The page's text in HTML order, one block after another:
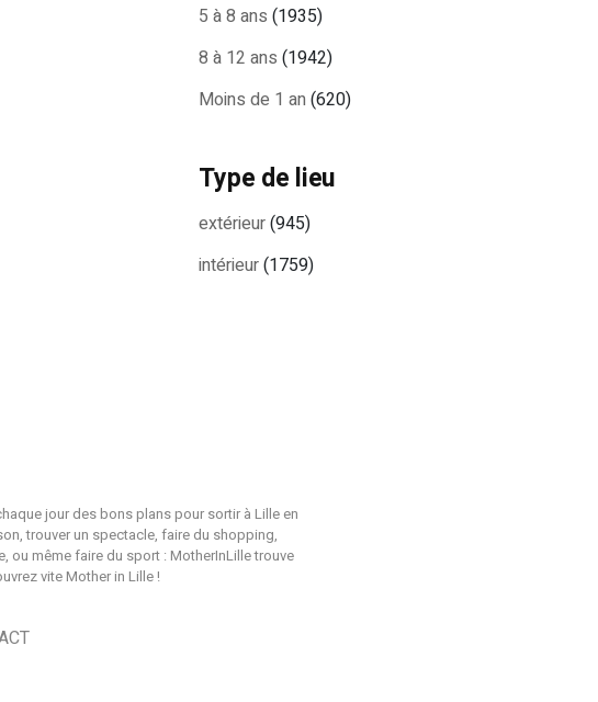
5 à 8 ans (1935)
8 à 12 ans (1942)
Moins de 1 an (620)
Type de lieu
extérieur(945)
intérieur(1759)
jour des bons plans pour sortir à Lille en
trouver un spectacle, faire du shopping,
ou même faire du sport : MotherInLille trouve
vite Mother in Lille !